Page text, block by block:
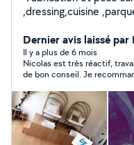
,dressing,cuisine
aluminium -Nous fabriquons aussi des meuble artisanal
unique rien que pour
prospectus profiter de
******garantie
Dernier avis laissé
Il y a plus de 6 mois
Nicolas est très réactif,
de bon conseil. Je